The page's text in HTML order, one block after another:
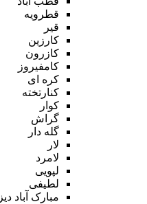
قطرویه
قیر
کارزین
کازرون
کامفیروز
کره ای
کنارتخته
کوار
گراش
گله دار
لار
لامرد
لپویی
لطیفی
مبارک آباد دیز